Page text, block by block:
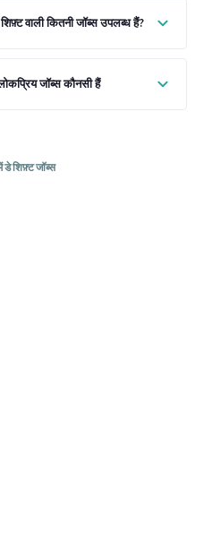
वाली कितनी जॉब्स उपलब्ध हैं?
जॉब्स कौनसी हैं
डे शिफ़्ट जॉब्स